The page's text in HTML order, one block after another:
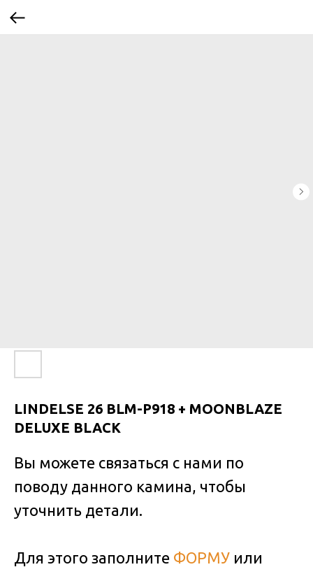
LINDELSE 26 BLM-P918 + MOONBLAZE
DELUXE BLACK
Вы можете связаться с нами по
поводу данного камина, чтобы
уточнить детали.
Для этого заполните ФОРМУ или